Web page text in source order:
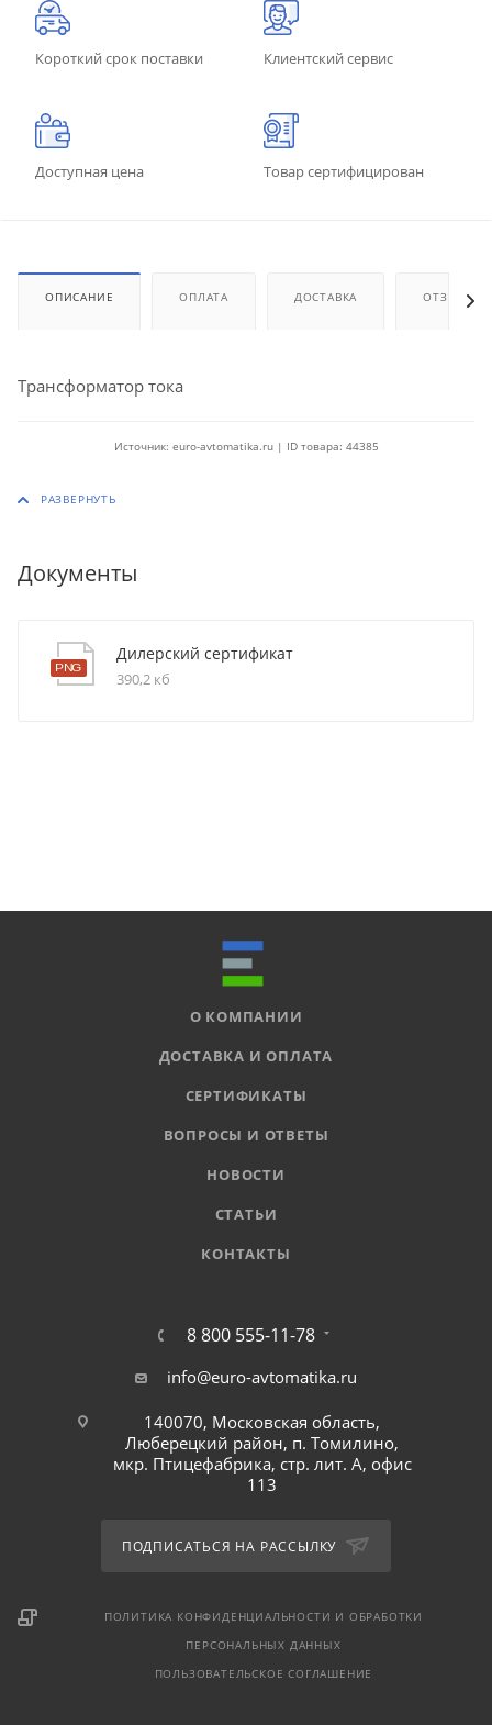
Короткий срок поставки Клиентский сервис
Доступная цена Товар сертифицирован
ОПИСАНИЕ ОПЛАТА ДОСТАВКА ОТЗЫВЫ
Трансформатор тока
Источник: euro-avtomatika.ru | ID товара: 44385
Документы
Дилерский сертификат
390,2 кб
О КОМПАНИИ
ДОСТАВКА И ОПЛАТА
СЕРТИФИКАТЫ
ВОПРОСЫ И ОТВЕТЫ
НОВОСТИ
СТАТЬИ
КОНТАКТЫ
8 800 555-11-78
info@euro-avtomatika.ru
140070, Московская область,
Люберецкий район, п. Томилино,
мкр. Птицефабрика, стр. лит. А, офис
113
ПОДПИСАТЬСЯ НА РАССЫЛКУ
ПОЛИТИКА КОНФИДЕНЦИАЛЬНОСТИ И ОБРАБОТКИ
ПЕРСОНАЛЬНЫХ ДАННЫХ
ПОЛЬЗОВАТЕЛЬСКОЕ СОГЛАШЕНИЕ